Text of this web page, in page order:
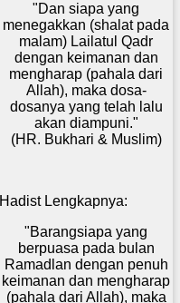
"Dan siapa yang
menegakkan (shalat pada
malam) Lailatul Qadr
dengan keimanan dan
mengharap (pahala dari
Allah), maka dosa-
dosanya yang telah lalu
akan diampuni."
(HR. Bukhari & Muslim)
Hadist Lengkapnya:
"Barangsiapa yang
berpuasa pada bulan
Ramadlan dengan penuh
keimanan dan mengharap
(pahala dari Allah), maka